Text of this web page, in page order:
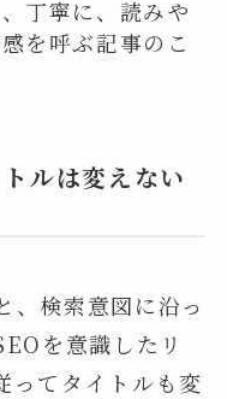
丁寧に、読みや
を呼ぶ記事のこ
ルは変えない
、検索意図に沿っ
を意識したリ
ってタイトルも変